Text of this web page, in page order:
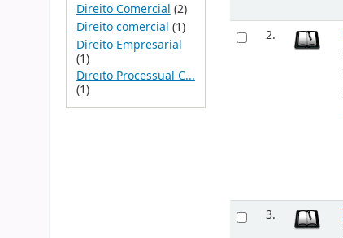
Direito Comercial (2)
Direito comercial (1)
Direito Empresarial
(1)
Direito Processual C...
(1)
2.
3.